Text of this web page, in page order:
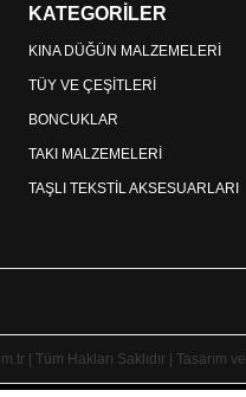
KATEGORİLER
KINA DÜĞÜN MALZEMELERİ
TÜY VE ÇEŞİTLERİ
BONCUKLAR
TAKI MALZEMELERİ
TAŞLI TEKSTİL AKSESUARLARI
| Tüm Hakları Saklıdır | Tasarım ve